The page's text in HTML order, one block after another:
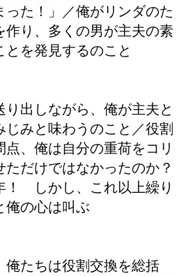
った！」／俺がリンダのた
作り、多くの男が主夫の素
とを発見するのこと
り出しながら、俺が主夫と
じみと味わうのこと／役割
、俺は自分の重荷をコリ
ただけではなかったのか？
！ しかし、これ以上繰り
俺の心は叫ぶ
俺たちは役割交換を総括